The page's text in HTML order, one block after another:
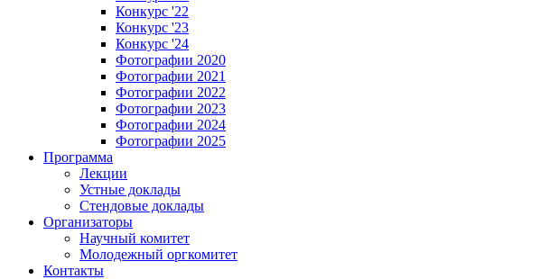
Конкурс '22
Конкурс '23
Конкурс '24
Фотографии 2020
Фотографии 2021
Фотографии 2022
Фотографии 2023
Фотографии 2024
Фотографии 2025
Программа
Лекции
Устные доклады
Стендовые доклады
Организаторы
Научный комитет
Молодежный оргкомитет
Контакты